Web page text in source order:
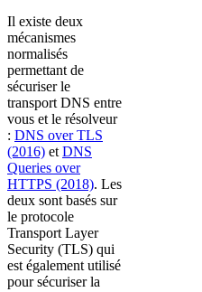
Il existe deux
mécanismes
normalisés
permettant de
sécuriser le
transport DNS entre
vous et le résolveur
: DNS over TLS
(2016) etDNS
Queries over
HTTPS (2018). Les
deux sont basés sur
le protocole
Transport Layer
Security (TLS) qui
est également utilisé
pour sécuriser la